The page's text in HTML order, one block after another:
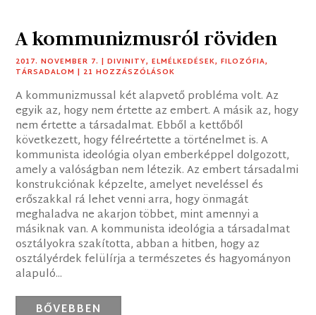
A kommunizmusról röviden
2017. NOVEMBER 7. |DIVINITY,ELMÉLKEDÉSEK,FILOZÓFIA,
TÁRSADALOM | 21 HOZZÁSZÓLÁSOK
A kommunizmussal két alapvető probléma volt. Az
egyik az, hogy nem értette az embert. A másik az, hogy
nem értette a társadalmat. Ebből a kettőből
következett, hogy félreértette a történelmet is. A
kommunista ideológia olyan emberképpel dolgozott,
amely a valóságban nem létezik. Az embert társadalmi
konstrukciónak képzelte, amelyet neveléssel és
erőszakkal rá lehet venni arra, hogy önmagát
meghaladva ne akarjon többet, mint amennyi a
másiknak van. A kommunista ideológia a társadalmat
osztályokra szakította, abban a hitben, hogy az
osztályérdek felülírja a természetes és hagyományon
alapuló...
BŐVEBBEN